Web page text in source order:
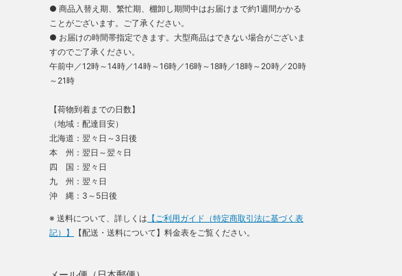
● 商品入替え期、繁忙期、棚卸し期間中はお届けまで約1週間かかる
ことがございます。ご了承ください。
● お届けの時間帯指定できます。大型商品はできない場合がございま
すのでご了承ください。
午前中／12時～14時／14時～16時／16時～18時／18時～20時／20時
～21時
【荷物到着までの日数】
（地域：配達目安）
北海道：翌々日～3日後
本 州：翌日～翌々日
四 国：翌々日
九 州：翌々日
沖 縄：3～5日後
※ 送料について、詳しくは 【ご利用ガイド（特定商取引法に基づく表
記）】
【配送・送料について】料金表をご覧ください。